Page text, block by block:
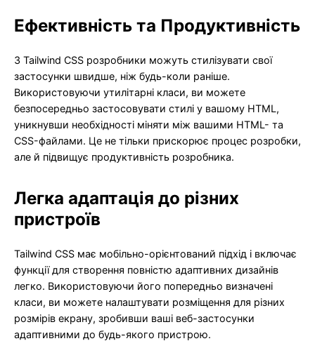
Ефективність та Продуктивність
З Tailwind CSS розробники можуть стилізувати свої
застосунки швидше, ніж будь-коли раніше.
Використовуючи утилітарні класи, ви можете
безпосередньо застосовувати стилі у вашому HTML,
уникнувши необхідності міняти між вашими HTML- та
CSS-файлами. Це не тільки прискорює процес розробки,
але й підвищує продуктивність розробника.
Легка адаптація до різних
пристроїв
Tailwind CSS має мобільно-орієнтований підхід і включає
функції для створення повністю адаптивних дизайнів
легко. Використовуючи його попередньо визначені
класи, ви можете налаштувати розміщення для різних
розмірів екрану, зробивши ваші веб-застосунки
адаптивними до будь-якого пристрою.